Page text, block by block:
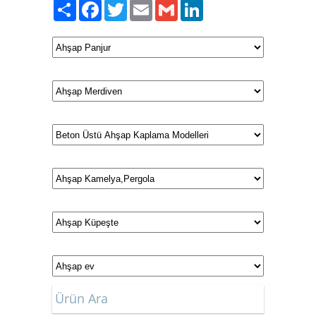
PaylaşFacebook
TwitterEmailGmail
Ürün Ara